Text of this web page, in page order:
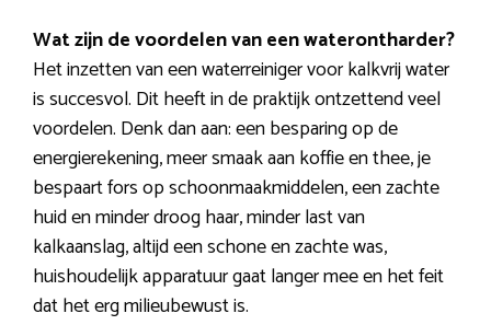
Wat zijn de voordelen van een waterontharder?
Het inzetten van een waterreiniger voor kalkvrij water
is succesvol. Dit heeft in de praktijk ontzettend veel
voordelen. Denk dan aan: een besparing op de
energierekening, meer smaak aan koffie en thee, je
bespaart fors op schoonmaakmiddelen, een zachte
huid en minder droog haar, minder last van
kalkaanslag, altijd een schone en zachte was,
huishoudelijk apparatuur gaat langer mee en het feit
dat het erg milieubewust is.